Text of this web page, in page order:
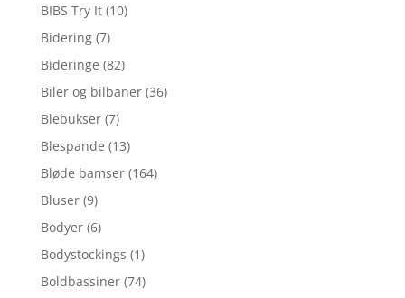
BIBS Try It (10)
Bidering (7)
Bideringe (82)
Biler og bilbaner (36)
Blebukser (7)
Blespande (13)
Bløde bamser (164)
Bluser (9)
Bodyer (6)
Bodystockings (1)
Boldbassiner (74)